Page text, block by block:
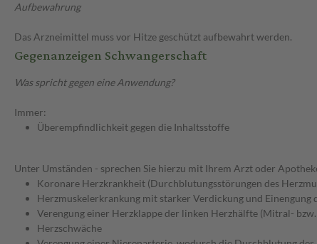
Aufbewahrung
Das Arzneimittel muss vor Hitze geschützt aufbewahrt werden.
Gegenanzeigen Schwangerschaft
Was spricht gegen eine Anwendung?
Immer:
Überempfindlichkeit gegen die Inhaltsstoffe
Unter Umständen - sprechen Sie hierzu mit Ihrem Arzt oder
Koronare Herzkrankheit (Durchblutungsstörungen des
Herzmuskelerkrankung mit starker Verdickung und
Verengung einer Herzklappe der linken Herzhälfte (Mitral-
Herzschwäche